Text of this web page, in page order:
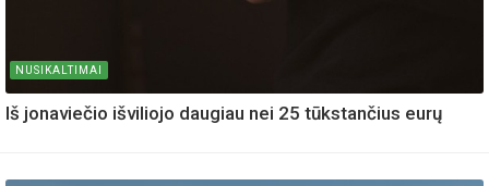
NUSIKALTIMAI
Iš jonaviečio išviliojo daugiau nei 25 tūkstančius eurų